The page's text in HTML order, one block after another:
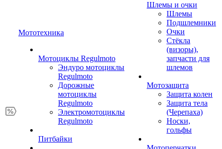
Мототехника
Мотоциклы Regulmoto
Эндуро мотоциклы
Regulmoto
Дорожные
мотоциклы
Regulmoto
Электромотоциклы
Regulmoto
Питбайки
Шлемы и очки
Шлемы
Подшлемники
Очки
Стёкла
(визоры),
запчасти для
шлемов
Мотозащита
Защита колен
Защита тела
(Черепаха)
Носки,
гольфы